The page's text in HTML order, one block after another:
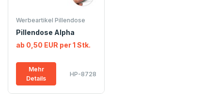
Werbeartikel Pillendose
Pillendose Alpha
ab 0,50 EUR per 1 Stk.
Mehr
Details
HP-8728